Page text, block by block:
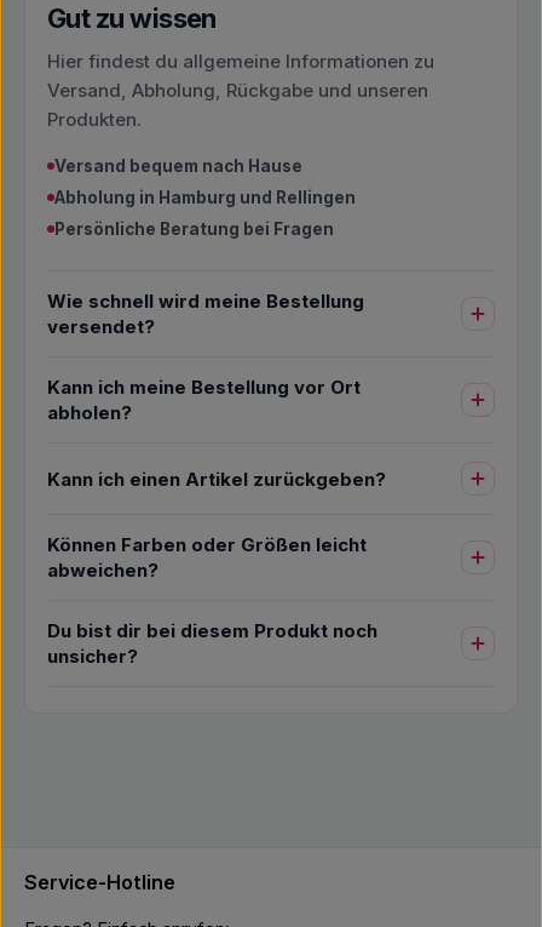
Gut zu wissen
Hier findest du allgemeine Informationen zu
Versand, Abholung, Rückgabe und unseren
Produkten.
Versand bequem nach Hause
Abholung in Hamburg und Rellingen
Persönliche Beratung bei Fragen
Wie schnell wird meine Bestellung
versendet?
Kann ich meine Bestellung vor Ort
abholen?
Kann ich einen Artikel zurückgeben?
Können Farben oder Größen leicht
abweichen?
Du bist dir bei diesem Produkt noch
unsicher?
Service-Hotline